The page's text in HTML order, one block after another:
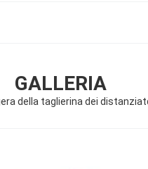
GALLERIA
della taglierina dei